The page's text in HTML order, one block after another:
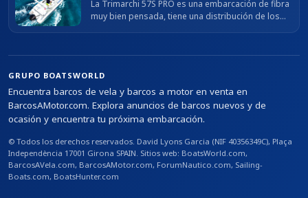
La Trimarchi 57S PRO es una embarcación de fibra
muy bien pensada, tiene una distribución de los
GRUPO BOATSWORLD
Encuentra barcos de vela y barcos a motor en venta en
BarcosAMotor.com. Explora anuncios de barcos nuevos y de
ocasión y encuentra tu próxima embarcación.
© Todos los derechos reservados. David Lyons Garcia (NIF 40356349C), Plaça
Independència 17001 Girona SPAIN. Sitios web: BoatsWorld.com,
BarcosAVela.com, BarcosAMotor.com, ForumNautico.com, Sailing-
Boats.com, BoatsHunter.com